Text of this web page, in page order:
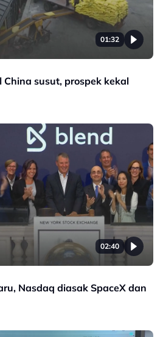
01:32
susut, prospek kekal
02:40
Nasdaq diasak SpaceX dan